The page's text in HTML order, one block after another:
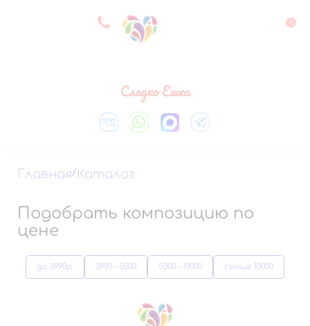
8 927 083 33 05 0
Сладко Ешка
Главная/ Каталог
Подобрать композицию по
цене
до 3990р. 3990 – 5000 5000 – 10000 свыше 10000